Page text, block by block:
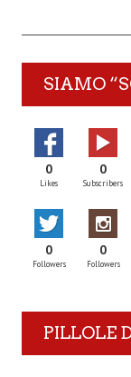
SIAMO
0
Likes
0
Subscribers
0
Followers
0
Followers
PILLOLE